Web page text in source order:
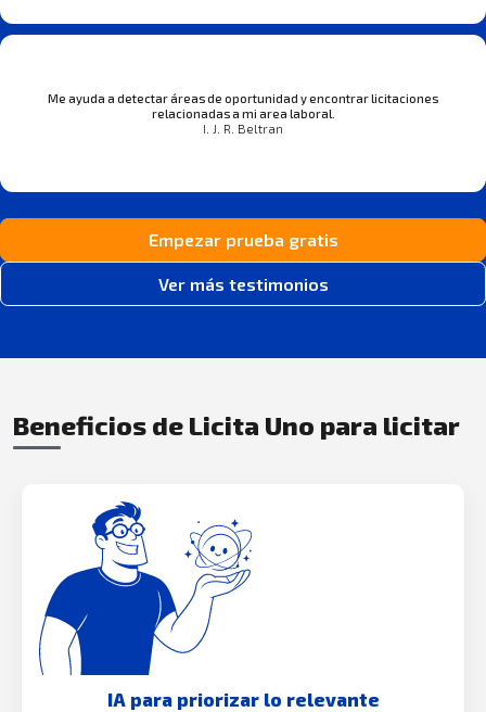
Me ayuda a detectar áreas de oportunidad y encontrar licitaciones
relacionadas a mi area laboral.
I. J. R. Beltran
Empezar prueba gratis
Ver más testimonios
Beneficios de Licita Uno para licitar
IA para priorizar lo relevante